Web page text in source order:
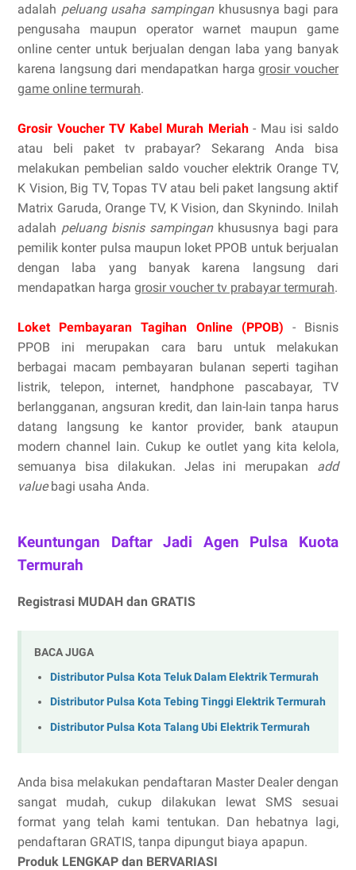
adalah peluang usaha sampingankhususnya bagi para
pengusaha maupun operator warnet maupun game
online center untuk berjualan dengan laba yang banyak
karena langsung dari mendapatkan hargagrosir voucher
game online termurah.
Grosir Voucher TV Kabel Murah Meriah- Mau isi saldo
atau beli paket tv prabayar? Sekarang Anda bisa
melakukan pembelian saldo voucher elektrik Orange TV,
K Vision, Big TV, Topas TV atau beli paket langsung aktif
Matrix Garuda, Orange TV, K Vision, dan Skynindo. Inilah
adalah peluang bisnis sampingankhususnya bagi para
pemilik konter pulsa maupun loket PPOB untuk berjualan
dengan laba yang banyak karena langsung dari
mendapatkan harga grosir voucher tv prabayar termurah.
Loket Pembayaran Tagihan Online (PPOB) - Bisnis
PPOB ini merupakan cara baru untuk melakukan
berbagai macam pembayaran bulanan seperti tagihan
listrik, telepon, internet, handphone pascabayar, TV
berlangganan, angsuran kredit, dan lain-lain tanpa harus
datang langsung ke kantor provider, bank ataupun
modern channel lain. Cukup ke outlet yang kita kelola,
semuanya bisa dilakukan. Jelas ini merupakan add
valuebagi usaha Anda.
Keuntungan Daftar Jadi Agen Pulsa Kuota
Termurah
Registrasi MUDAH dan GRATIS
BACA JUGA
Distributor Pulsa Kota Teluk Dalam Elektrik Termurah
Distributor Pulsa Kota Tebing Tinggi Elektrik Termurah
Distributor Pulsa Kota Talang Ubi Elektrik Termurah
Anda bisa melakukan pendaftaran Master Dealer dengan
sangat mudah, cukup dilakukan lewat SMS sesuai
format yang telah kami tentukan. Dan hebatnya lagi,
pendaftaran GRATIS, tanpa dipungut biaya apapun.
Produk LENGKAP dan BERVARIASI